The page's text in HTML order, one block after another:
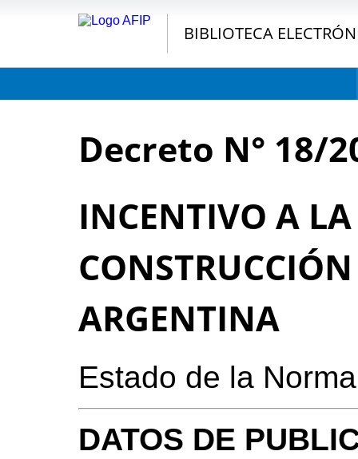
BIBLIOTECA
Decreto N° 18/
INCENTIVO A
ARGENTINA
Estado de la
DATOS DE